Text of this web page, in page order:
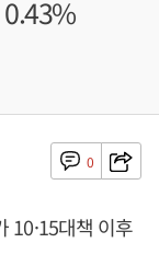
0
10·15대책 이후